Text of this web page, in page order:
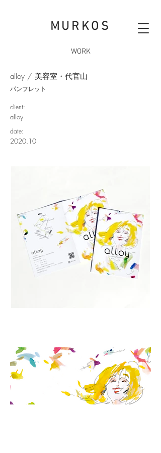
MURKOS
WORK
alloy / 美容室・代官山
パンフレット
client:
alloy
date:
2020.10